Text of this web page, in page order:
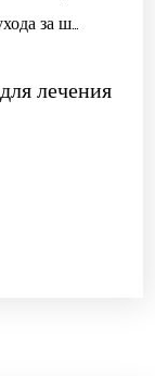
за ш...
лечения